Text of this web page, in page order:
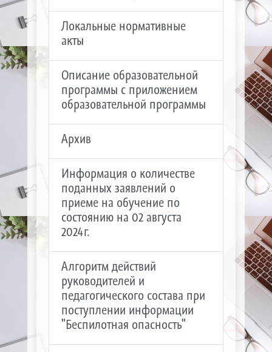
Локальные нормативные
акты
Описание образовательной
программы с приложением
образовательной программы
Архив
Информация о количестве
поданных заявлений о
приеме на обучение по
состоянию на 02 августа
2024г.
Алгоритм действий
руководителей и
педагогического состава при
поступлении информации
"Беспилотная опасность"